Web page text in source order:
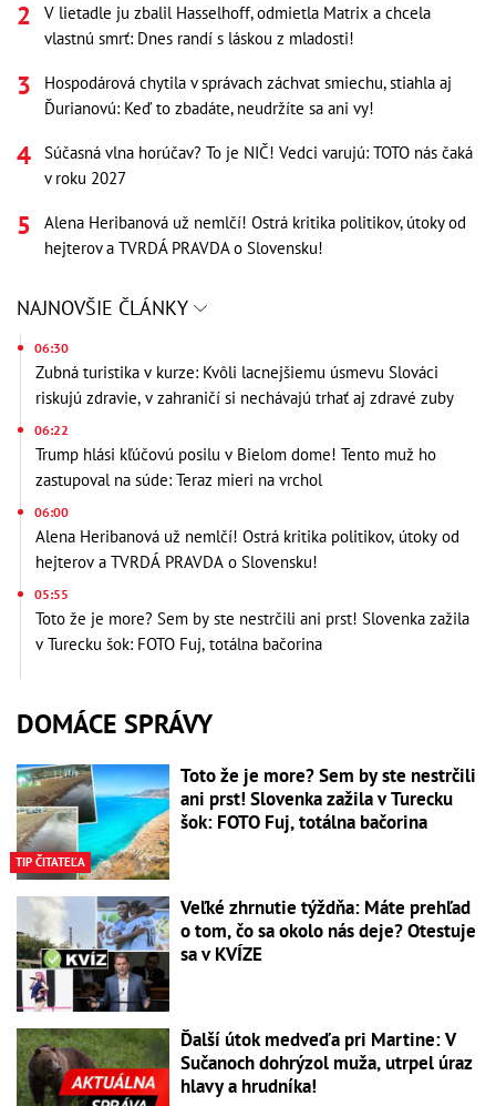
V lietadle ju zbalil Hasselhoff, odmietla Matrix a chcela
vlastnú smrť: Dnes randí s láskou z mladosti!
Hospodárová chytila v správach záchvat smiechu, stiahla aj
Ďurianovú: Keď to zbadáte, neudržíte sa ani vy!
Súčasná vlna horúčav? To je NIČ! Vedci varujú: TOTO nás čaká
v roku 2027
Alena Heribanová už nemlčí! Ostrá kritika politikov, útoky od
hejterov a TVRDÁ PRAVDA o Slovensku!
NAJNOVŠIE ČLÁNKY
06:30
Zubná turistika v kurze: Kvôli lacnejšiemu úsmevu Slováci
riskujú zdravie, v zahraničí si nechávajú trhať aj zdravé zuby
06:22
Trump hlási kľúčovú posilu v Bielom dome! Tento muž ho
zastupoval na súde: Teraz mieri na vrchol
06:00
Alena Heribanová už nemlčí! Ostrá kritika politikov, útoky od
hejterov a TVRDÁ PRAVDA o Slovensku!
05:55
Toto že je more? Sem by ste nestrčili ani prst! Slovenka zažila
v Turecku šok: FOTO Fuj, totálna bačorina
DOMÁCE SPRÁVY
TIP ČITATEĽA
Toto že je more? Sem by ste nestrčili
ani prst! Slovenka zažila v Turecku
šok: FOTO Fuj, totálna bačorina
Veľké zhrnutie týždňa: Máte prehľad
o tom, čo sa okolo nás deje? Otestuje
sa v KVÍZE
Ďalší útok medveďa pri Martine: V
Sučanoch dohrýzol muža, utrpel úraz
hlavy a hrudníka!